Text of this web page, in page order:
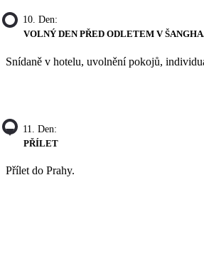
10. Den:
VOLNÝ DEN PŘED ODLETEM V
Snídaně v hotelu, uvolnění pokojů,
11. Den:
PŘÍLET
Přílet do Prahy.